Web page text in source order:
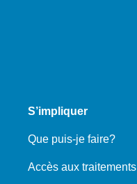
S’impliquer
Que puis-je faire?
Accès aux traitements